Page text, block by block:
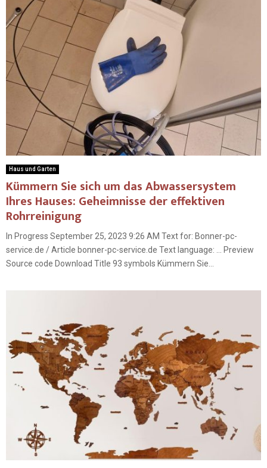
Haus und Garten
Kümmern Sie sich um das Abwassersystem
Ihres Hauses: Geheimnisse der effektiven
Rohrreinigung
In Progress September 25, 2023 9:26 AM Text for: Bonner-pc-
service.de / Article bonner-pc-service.de Text language: … Preview
Source code Download Title 93 symbols Kümmern Sie...